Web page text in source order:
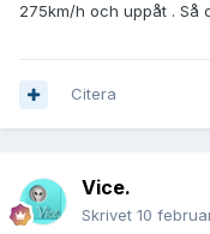
275km/h och uppåt . Så
Citera
Vice.
Skrivet 10